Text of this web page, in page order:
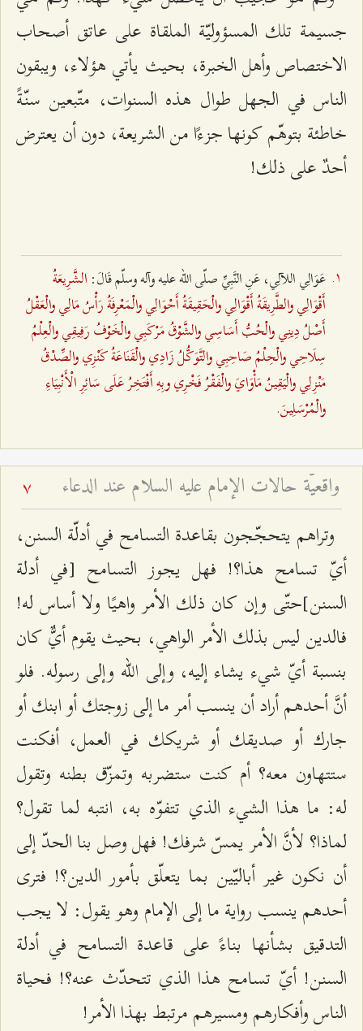
جسيمة تلك المسؤوليّة الملقاة على عاتق أصحاب
الاختصاص وأهل الخبرة، بحيث يأتي هؤلاء، ويبقون
الناس في الجهل طوال هذه السنوات، متّبعين سنّةً
خاطئة بتوهّم كونها جزءًا من الشريعة، دون أن يعترض
أحدٌ على ذلك!
عَوَالِي اللآلِي، عَنِ النَّبِيِّ صلّى الله عليه وآله وسلّم قَالَ: الشَّرِيعَةُ
أَقْوَالِي والطَّرِيقَةُ أَقْوَالِي والْحَقِيقَةُ أَحْوَالِي والْمَعْرِفَةُ رَأْسُ مَالِي والْعَقْلُ
أَصْلُ دِينِي والْحُبُّ أَسَاسِي والشَّوْقُ مَرْكَبِي والْخَوْفُ رَفِيقِي والْعِلْمُ
سِلَاحِي والْحِلْمُ صَاحِبِي والتَّوَكُّلُ زَادِي والْقَنَاعَةُ كَنْزِي والصِّدْقُ
مَنْزِلِي والْيَقِينُ مَأْوَايَ والْفَقْرُ فَخْرِي وبِهِ أَفْتَخِرُ عَلَى سَائِرِ الْأَنْبِيَاءِ
والْمُرْسَلِينَ.
واقعيّة حالات الإمام عليه السلام عند الدعاء 7
وتراهم يتحجّجون بقاعدة التسامح في أدلّة السنن،
أيّ تسامح هذا؟! فهل يجوز التسامح [في أدلة
السنن]حتّى وإن كان ذلك الأمر واهيًا ولا أساس له!
فالدين ليس بذلك الأمر الواهي، بحيث يقوم أيٌّ كان
بنسبة أيّ شيء يشاء إليه، وإلى الله وإلى رسوله. فلو
أنَّ أحدهم أراد أن ينسب أمر ما إلى زوجتك أو ابنك أو
جارك أو صديقك أو شريكك في العمل، أفكنت
ستتهاون معه؟ أم كنت ستضربه وتمزّق بطنه وتقول
له: ما هذا الشيء الذي تتفوّه به، انتبه لما تقول؟
لماذا؟ لأنَّ الأمر يمسّ شرفك! فهل وصل بنا الحدّ إلى
أن نكون غير أباليّين بما يتعلّق بأمور الدين؟! فترى
أحدهم ينسب رواية ما إلى الإمام وهو يقول: لا يجب
التدقيق بشأنها بناءً على قاعدة التسامح في أدلة
السنن! أيّ تسامح هذا الذي تتحدّث عنه؟! فحياة
الناس وأفكارهم ومسيرهم مرتبط بهذا الأمر!